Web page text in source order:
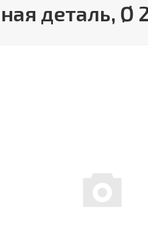
деталь, Ø